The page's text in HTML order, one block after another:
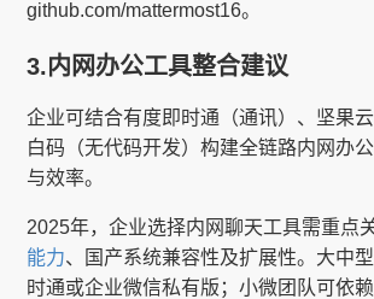
github.com/mattermost16。
3.内网办公工具整合建议
企业可结合有度即时通（通讯）、坚果云
白码（无代码开发）构建全链路内网办
与效率。
2025年，企业选择内网聊天工具需重点
能力、国产系统兼容性及扩展性。大中
时通或企业微信私有版；小微团队可依